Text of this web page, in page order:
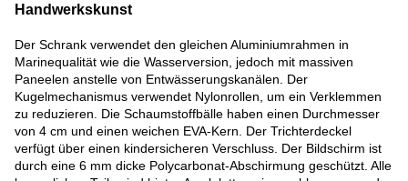
Handwerkskunst
Der Schrank verwendet den gleichen Aluminiumrahmen in
Marinequalität wie die Wasserversion, jedoch mit massiven
Paneelen anstelle von Entwässerungskanälen. Der
Kugelmechanismus verwendet Nylonrollen, um ein Verklemmen
zu reduzieren. Die Schaumstoffbälle haben einen Durchmesser
von 4 cm und einen weichen EVA-Kern. Der Trichterdeckel
verfügt über einen kindersicheren Verschluss. Der Bildschirm ist
durch eine 6 mm dicke Polycarbonat-Abschirmung geschützt. Alle